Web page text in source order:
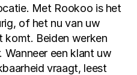
Met Rookoo is het
of het nu van uw
komt. Beiden werken
een klant uw
vraagt, leest